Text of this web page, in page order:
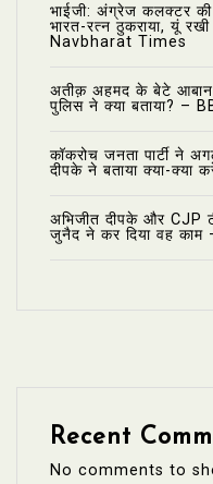
भाईजी: अंग्रेज कलक्टर की
भारत-रत्न ठुकराया, यूं
Navbharat Times
अतीक़ अहमद के बेटे
पुलिस ने क्या बताया? –
कॉकरोच जनता पार्टी ने
दीपके ने बताया क्या-क्या
अभिजीत दीपके और CJP
जुनैद ने कर दिया वह
Recent
No comments to